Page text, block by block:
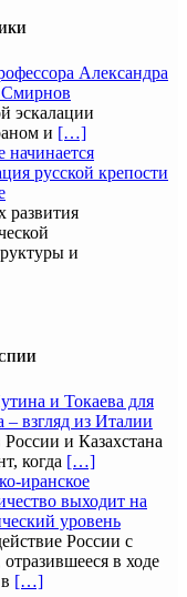
Александра
эскалации
и […]
русской крепости
развития
и
и Токаева для
– взгляд из Италии
и Казахстана
когда […]
иранское
выходит на
уровень
России с
в ходе
[…]